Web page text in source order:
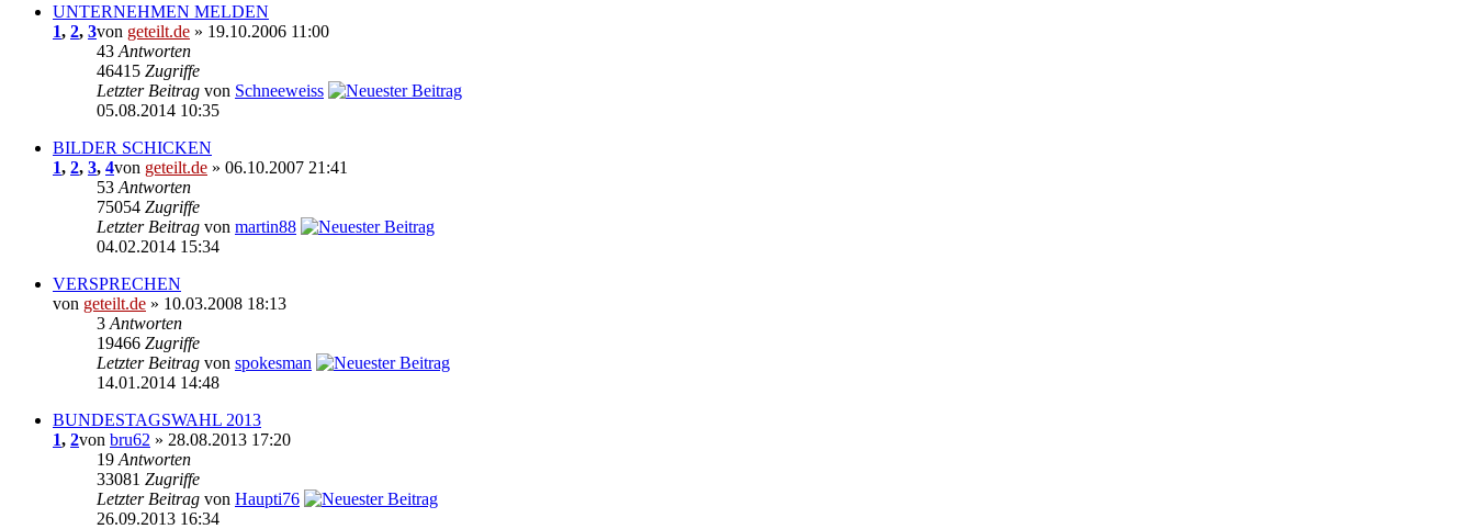
UNTERNEHMEN MELDEN
1, 2, 3von geteilt.de » 19.10.2006 11:00
43 Antworten
46415 Zugriffe
Letzter Beitrag von Schneeweiss
05.08.2014 10:35
BILDER SCHICKEN
1, 2, 3, 4von geteilt.de » 06.10.2007 21:41
53 Antworten
75054 Zugriffe
Letzter Beitrag von martin88
04.02.2014 15:34
VERSPRECHEN
von geteilt.de » 10.03.2008 18:13
3 Antworten
19466 Zugriffe
Letzter Beitrag von spokesman
14.01.2014 14:48
BUNDESTAGSWAHL 2013
1, 2von bru62 » 28.08.2013 17:20
19 Antworten
33081 Zugriffe
Letzter Beitrag von Haupti76
26.09.2013 16:34